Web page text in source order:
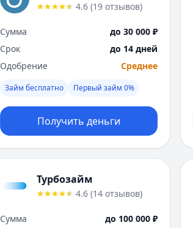
4.6 (19 отзывов)
Сумма
до 30 000 ₽
Срок
до 14 дней
Одобрение
Среднее
Займ бесплатно Первый займ 0%
Получить деньги
Турбозайм
4.6 (14 отзывов)
Сумма до 100 000 ₽